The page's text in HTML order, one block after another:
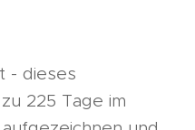
- dieses
225 Tage im